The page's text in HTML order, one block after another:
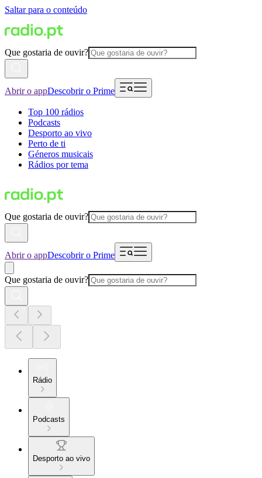
Saltar para o conteúdo
Que gostaria de ouvir?
Abrir o appDescobrir o Prime
Top 100 rádios
Podcasts
Desporto ao vivo
Perto de ti
Géneros musicais
Rádios por tema
Que gostaria de ouvir?
Abrir o appDescobrir o Prime
Que gostaria de ouvir?
Rádio
Podcasts
Desporto ao vivo